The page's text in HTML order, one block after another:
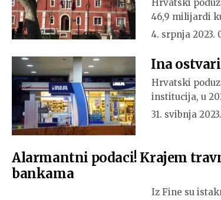
Hrvatski
46,9 milijardi
4. srpnja 2023.
Ina
Hrvatski
institucija, u
31. svibnja
Alarmantni podaci! Krajem
bankama
Iz Fine su